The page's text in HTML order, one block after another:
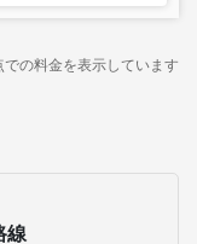
での料金を表示しています
線